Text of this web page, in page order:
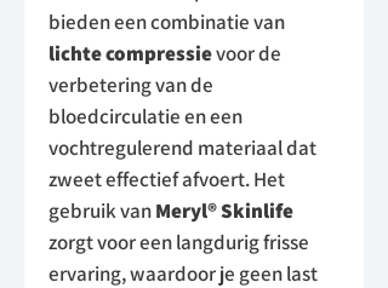
bieden een combinatie van
lichte compressievoor de
verbetering van de
bloedcirculatie en een
vochtregulerend materiaal dat
zweet effectief afvoert. Het
gebruik vanMeryl® Skinlife
zorgt voor een langdurig frisse
ervaring, waardoor je geen last